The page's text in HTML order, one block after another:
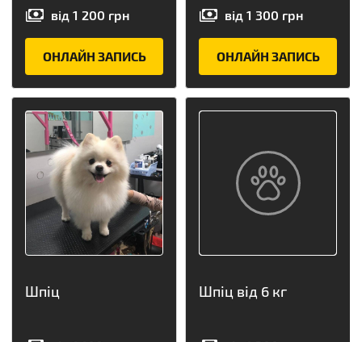
від 1 200 грн
ОНЛАЙН ЗАПИСЬ
від 1 300 грн
ОНЛАЙН ЗАПИСЬ
Шпіц Шпіц від 6 кг